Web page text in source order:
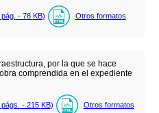
pág. - 78 KB) Otros formatos
por la que se hace
comprendida en el expediente
págs. - 215 KB) Otros formatos